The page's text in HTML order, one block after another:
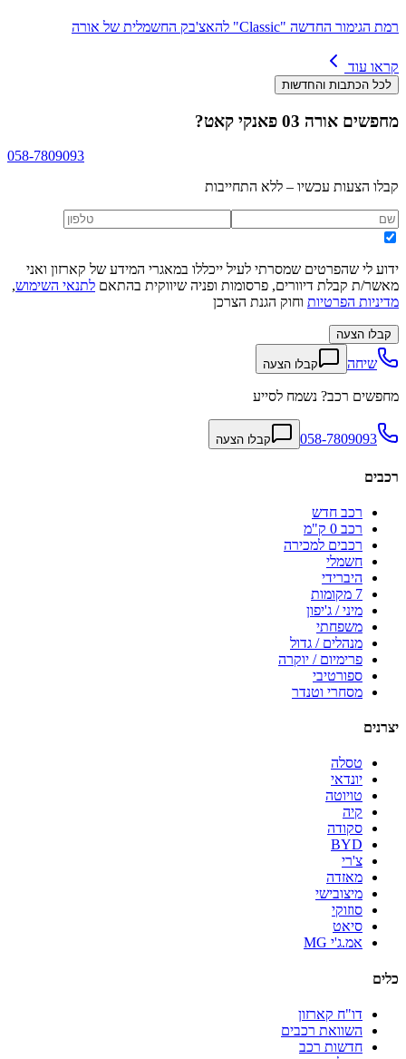
רמת הגימור החדשה "Classic" להאצ'בק החשמלית של אורה
קראו עוד
לכל הכתבות והחדשות
מחפשים אורה 03 פאנקי קאט ?
058-7809093
קבלו הצעות עכשיו – ללא התחייבות
ידוע לי שהפרטים שמסרתי לעיל ייכללו במאגרי המידע של קארזון ואני
מאשר/ת קבלת דיוורים, פרסומות ופניה שיווקית בהתאם לתנאי השימוש,
מדיניות הפרטיות וחוק הגנת הצרכן
קבלו הצעה
שיחה קבלו הצעה
מחפשים רכב? נשמח לסייע
058-7809093 קבלו הצעה
רכבים
רכב חדש
רכב 0 ק"מ
רכבים למכירה
חשמלי
היברידי
7 מקומות
מיני / ג'יפון
משפחתי
מנהלים / גדול
פרימיום / יוקרה
ספורטיבי
מסחרי וטנדר
יצרנים
טסלה
יונדאי
טויוטה
קיה
סקודה
BYD
צ'רי
מאזדה
מיצובישי
סוזוקי
סיאט
אמ.ג'י MG
כלים
דו"ח קארזון
השוואת רכבים
חדשות רכב